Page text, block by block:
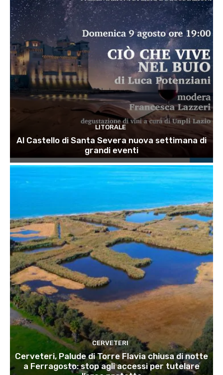
LITORALE
Al Castello di Santa Severa nuova settimana di
grandi eventi
CERVETERI
Cerveteri, Palude di Torre Flavia chiusa di notte
a Ferragosto: stop agli accessi per tutelare